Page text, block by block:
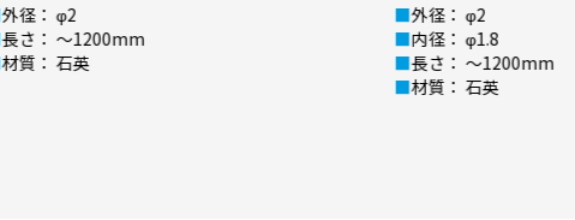
外径： φ2
内径： φ1.8
長さ： ～1200mm
外径： φ2
内径： φ0.5
長さ： ～1200mm
材質： 石英